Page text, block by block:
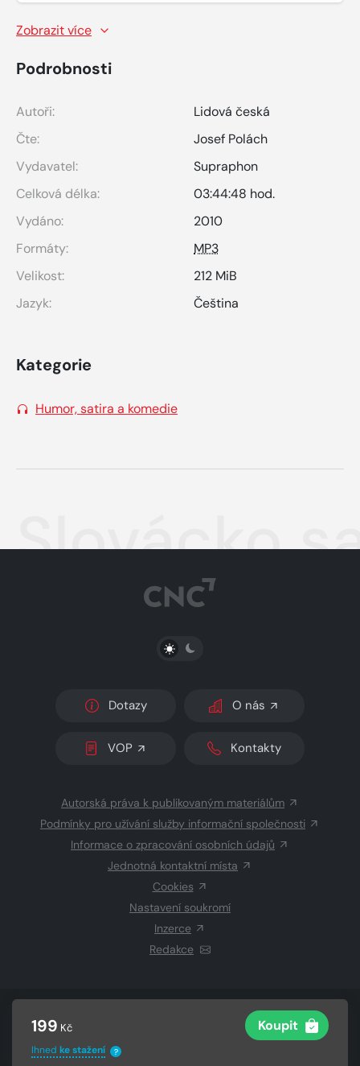
199 Kč Koupit
Ihned ke stažení ?
Zobrazit více
Podrobnosti
Autoři:
Lidová česká
Čte:
Josef Polách
Vydavatel:
Supraphon
Celková délka:
03:44:48 hod.
Vydáno:
2010
Formáty:
MP3
Velikost:
212 MiB
Jazyk:
Čeština
Kategorie
Humor, satira a komedie
Slovácko
PŘEPNOUT SVĚTLÝ/TMAVÝ REŽIM
Dotazy O nás
VOP Kontakty
Autorská práva k publikovaným materiálům
Podmínky pro užívání služby informační společnosti
Informace o zpracování osobních údajů
Jednotná kontaktní místa
Cookies
Nastavení soukromí
Inzerce
Redakce
CZECH NEWS CENTER a.s.a dodavatelé
Vysázeno